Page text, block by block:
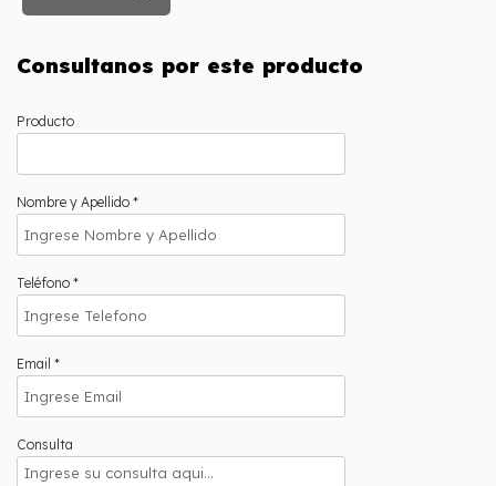
Consultanos por este producto
Producto
Nombre y Apellido *
Teléfono *
Email *
Consulta